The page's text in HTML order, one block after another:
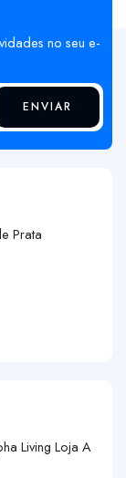
no seu e-
ENVIAR
Prata
Living Loja A